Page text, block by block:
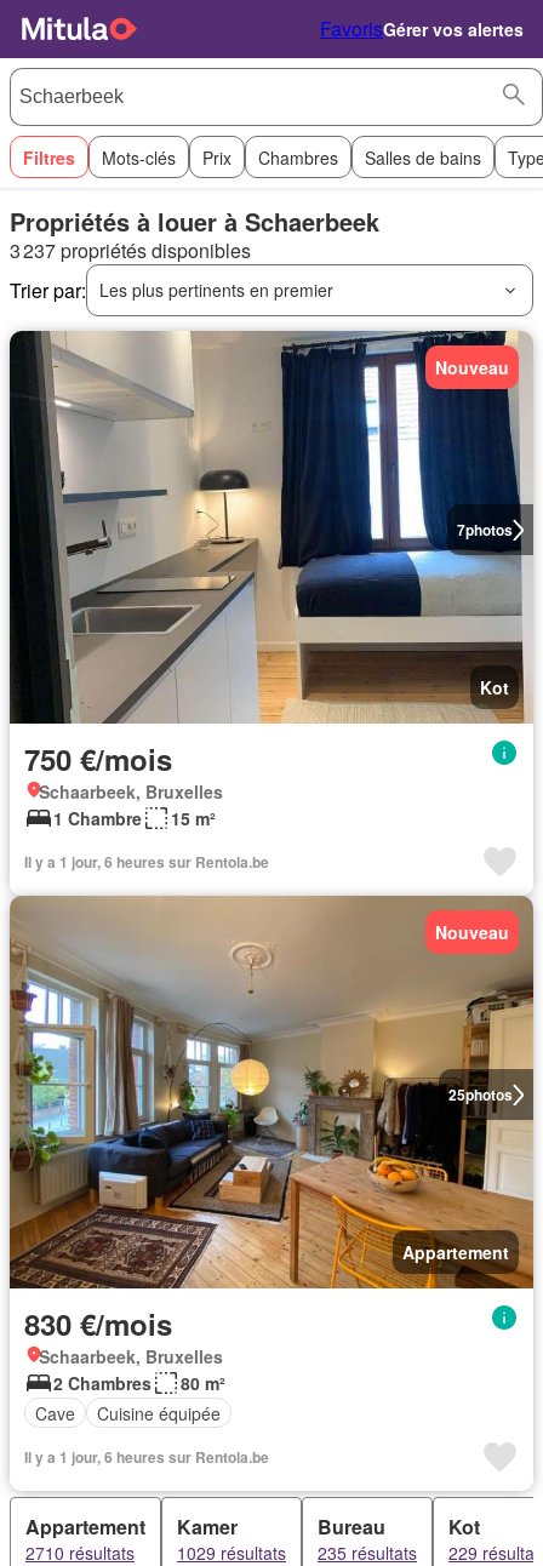
FavorisGérer vos alertes
Filtres Mots-clés Prix Chambres Salles de bains
Propriétés à louer à Schaerbeek
3 237 propriétés disponibles
Trier par:
Les plus pertinents en premier
7photos
Nouveau
Kot
750 €/mois
Schaarbeek, Bruxelles
1 Chambre
15 m²
Il y a 1 jour, 6 heures sur Rentola.be
25photos
Nouveau
Appartement
830 €/mois
Schaarbeek, Bruxelles
2 Chambres
80 m²
Cave
Cuisine équipée
Il y a 1 jour, 6 heures sur Rentola.be
Appartement
2710 résultats
Kamer
1029 résultats
Bureau
235 résultats
Kot
229